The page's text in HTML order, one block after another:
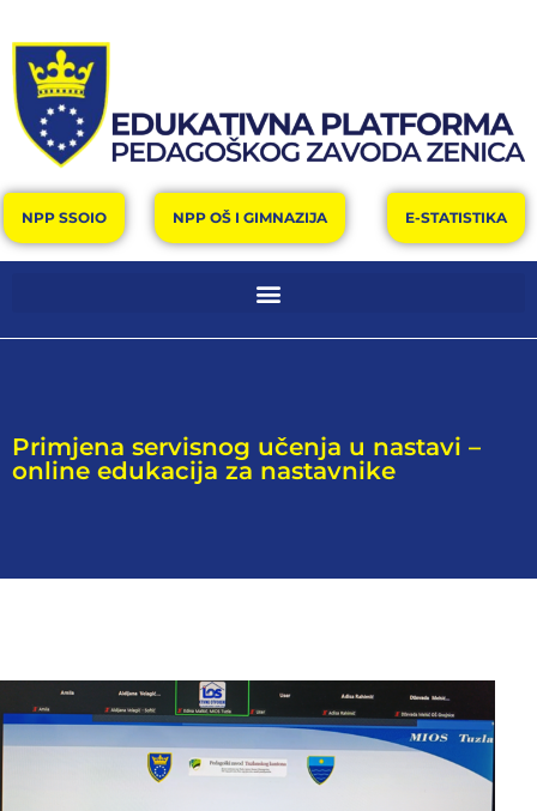
NPP SSOIO NPP OŠ I GIMNAZIJA E-STATISTIKA
Primjena servisnog učenja u nastavi –
online edukacija za nastavnike